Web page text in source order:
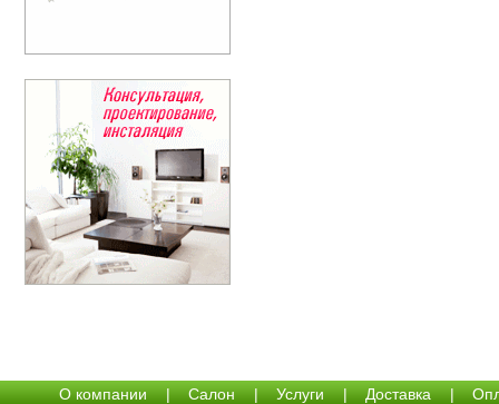
О компании | Салон | Услуги | Доставка |